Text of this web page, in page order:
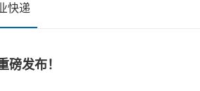
快递
磅发布！